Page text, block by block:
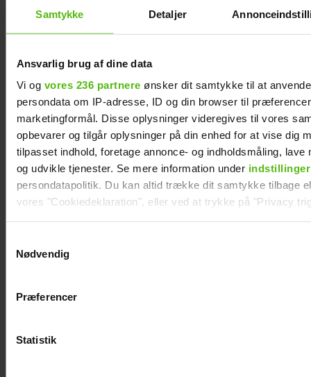
Samtykke Detaljer
Ansvarlig brug af dine data
Vi og vores 236 partnere ønsker dit samtykke til at
persondata om IP-adresse, ID og din browser til
marketingformål. Disse oplysninger videregives til vores
opbevarer og tilgår oplysninger på din enhed for at vise dig
tilpasset indhold, foretage annonce- og indholdsmåling, lave
og udvikle tjenester. Se mere information under indstillinger
persondatapolitik. Du kan altid trække dit samtykke tilbage
vores "Cookiedeklaration", eller ved at trykke på "Privacy
Vi anvender egne cookies og cookies fra tredjeparter til at
generere statistik og huske dine præferencer samt til brug
Nødvendig
Præferencer
Statistik
Jesper Buch afslører ukendt fortid: "På et
tidspunkt var der en skillevej"